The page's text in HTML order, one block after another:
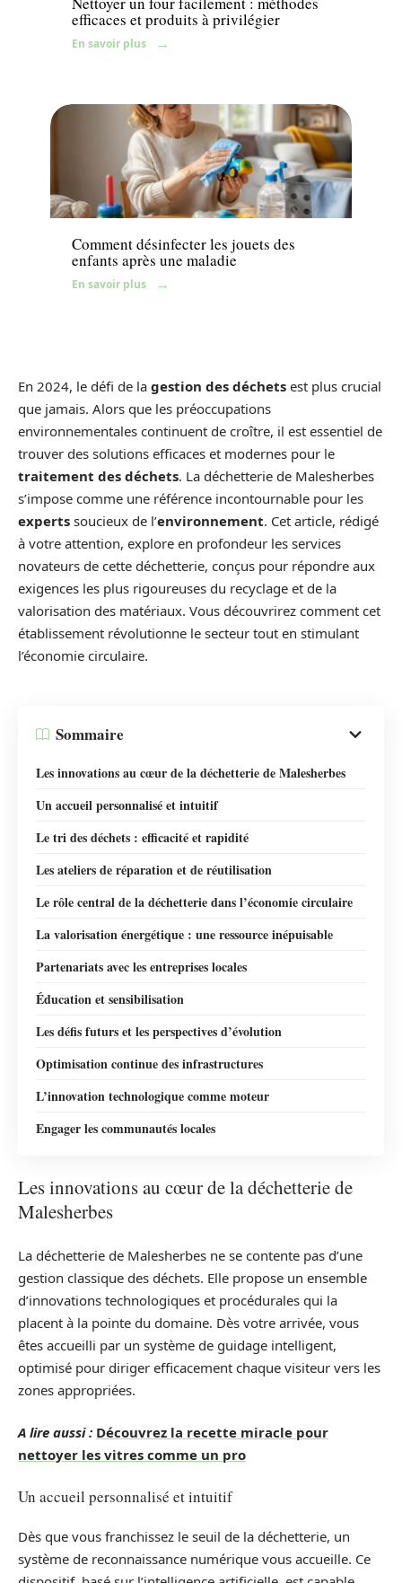
efficaces et produits à privilégier
En savoir plus
Maison
Comment désinfecter les jouets des
enfants après une maladie
En savoir plus
En 2024, le défi de la gestion des déchets est plus crucial
que jamais. Alors que les préoccupations
environnementales continuent de croître, il est essentiel de
trouver des solutions efficaces et modernes pour le
traitement des déchets. La déchetterie de Malesherbes
s’impose comme une référence incontournable pour les
experts soucieux de l’environnement. Cet article, rédigé
à votre attention, explore en profondeur les services
novateurs de cette déchetterie, conçus pour répondre aux
exigences les plus rigoureuses du recyclage et de la
valorisation des matériaux. Vous découvrirez comment cet
établissement révolutionne le secteur tout en stimulant
l’économie circulaire.
Sommaire
Les innovations au cœur de la déchetterie de Malesherbes
Un accueil personnalisé et intuitif
Le tri des déchets : efficacité et rapidité
Les ateliers de réparation et de réutilisation
Le rôle central de la déchetterie dans l’économie circulaire
La valorisation énergétique : une ressource inépuisable
Partenariats avec les entreprises locales
Éducation et sensibilisation
Les défis futurs et les perspectives d’évolution
Optimisation continue des infrastructures
L’innovation technologique comme moteur
Engager les communautés locales
Les innovations au cœur de la déchetterie de
Malesherbes
La déchetterie de Malesherbes ne se contente pas d’une
gestion classique des déchets. Elle propose un ensemble
d’innovations technologiques et procédurales qui la
placent à la pointe du domaine. Dès votre arrivée, vous
êtes accueilli par un système de guidage intelligent,
optimisé pour diriger efficacement chaque visiteur vers les
zones appropriées.
A lire aussi : Découvrez la recette miracle pour
nettoyer les vitres comme un pro
Un accueil personnalisé et intuitif
Dès que vous franchissez le seuil de la déchetterie, un
système de reconnaissance numérique vous accueille. Ce